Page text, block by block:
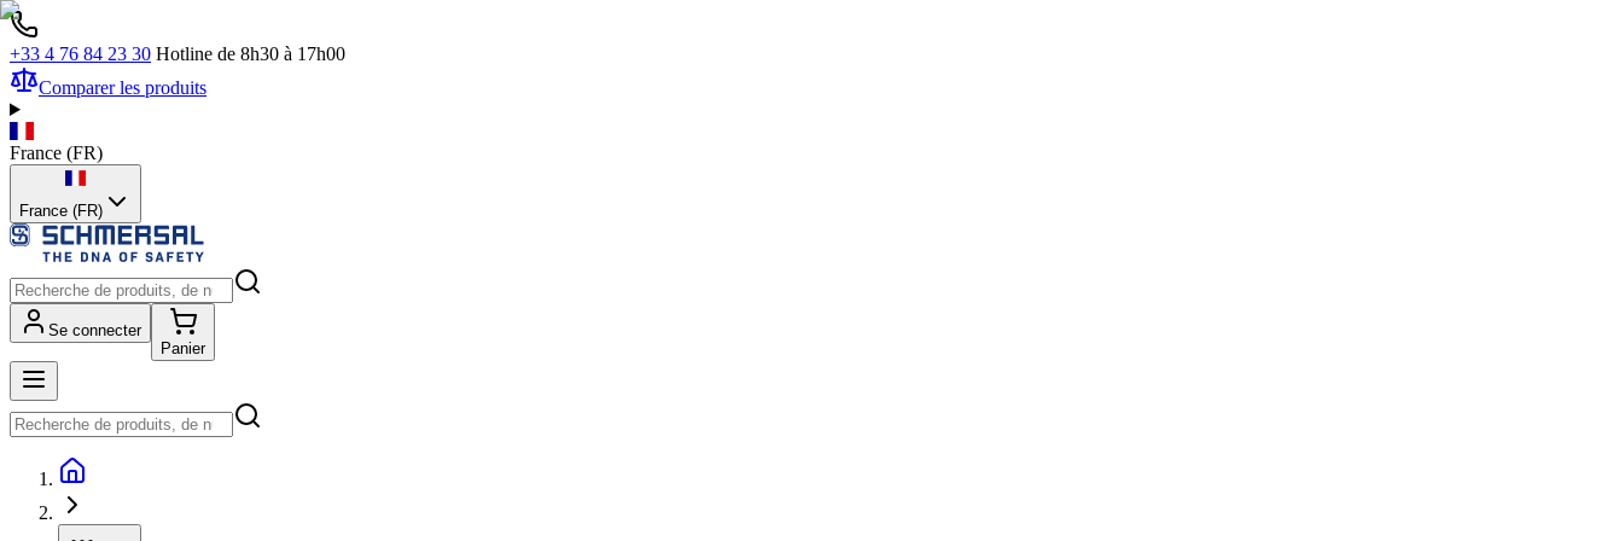
+33 4 76 84 23 30 Hotline de 8h30 à 17h00
Comparer les produits
France (FR)
France (FR)
Se connecter
Panier